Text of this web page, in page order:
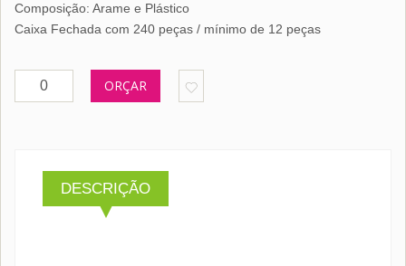
Composição: Arame e Plástico
Caixa Fechada com 240 peças / mínimo de 12 peças
ORÇAR
DESCRIÇÃO